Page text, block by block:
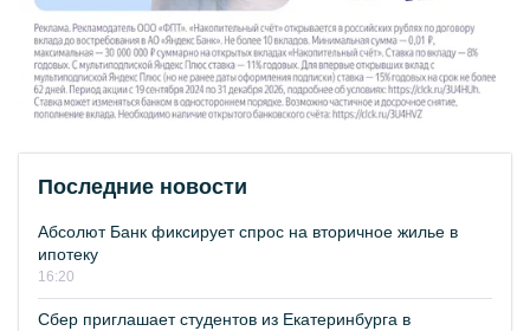
Последние новости
Абсолют Банк фиксирует спрос на вторичное жилье в
ипотеку
16:20
Сбер приглашает студентов из Екатеринбурга в